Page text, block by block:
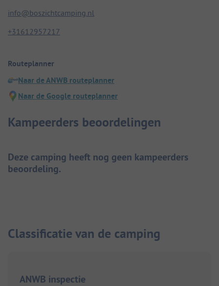
info@boszichtcamping.nl
+31612957217
Routeplanner
Naar de ANWB routeplanner
Naar de Google routeplanner
Kampeerders beoordelingen
Deze camping heeft nog geen kampeerders
beoordeling.
Classificatie van de camping
ANWB inspectie